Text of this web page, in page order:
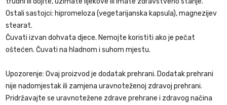
Ostali sastojci: hipromeloza (vegetarijanska kapsula), magnezijev
stearat.
Čuvati izvan dohvata djece. Nemojte koristiti ako je pečat
oštećen. Čuvati na hladnom i suhom mjestu.
Upozorenje: Ovaj proizvod je dodatak prehrani. Dodatak prehrani
nije nadomjestak ili zamjena uravnoteženoj zdravoj prehrani.
Pridržavajte se uravnotežene zdrave prehrane i zdravog načina